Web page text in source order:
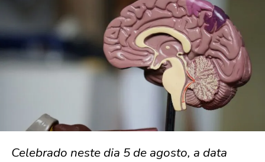
Celebrado neste dia 5 de agosto, a data